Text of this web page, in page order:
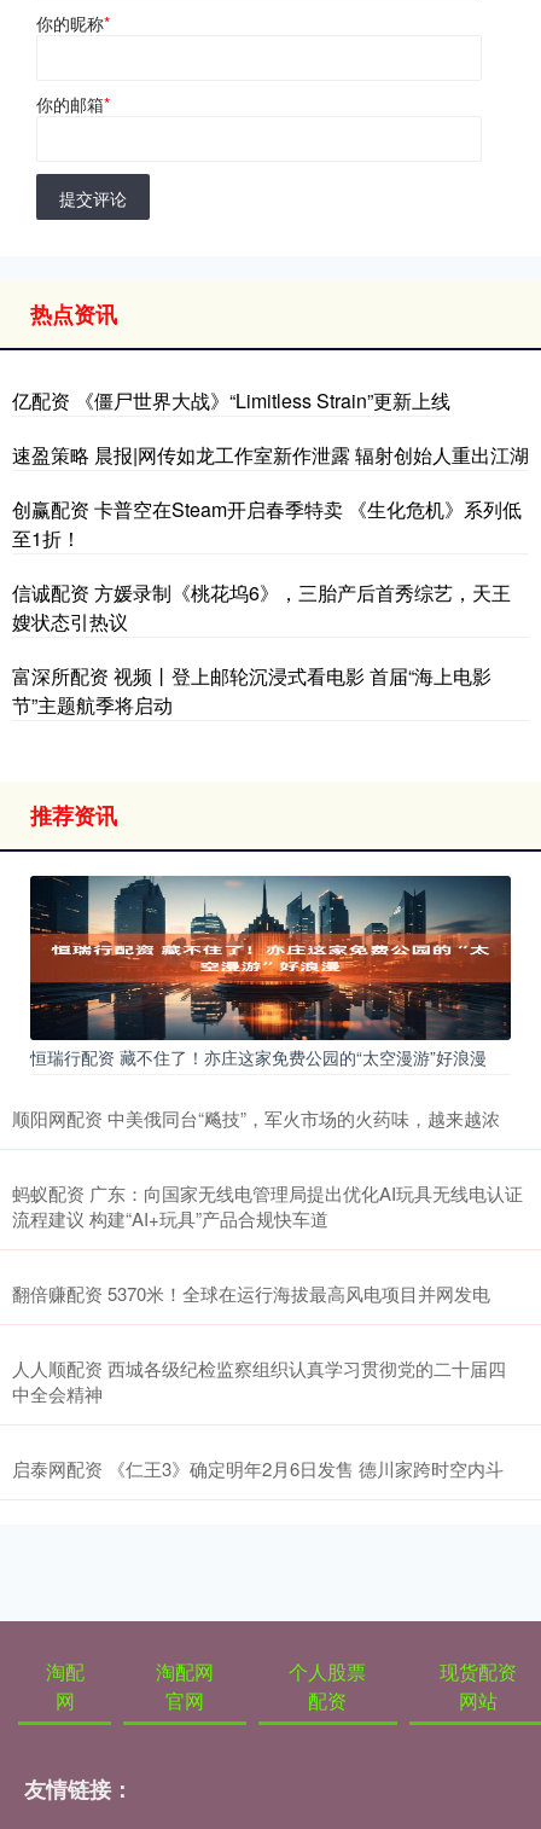
你的昵称*
你的邮箱*
提交评论
热点资讯
亿配资 《僵尸世界大战》“Limitless Strain”更新上线
速盈策略 晨报|网传如龙工作室新作泄露 辐射创始人重出江湖
创赢配资 卡普空在Steam开启春季特卖 《生化危机》系列低
至1折！
信诚配资 方媛录制《桃花坞6》，三胎产后首秀综艺，天王
嫂状态引热议
富深所配资 视频丨登上邮轮沉浸式看电影 首届“海上电影
节”主题航季将启动
推荐资讯
恒瑞行配资 藏不住了！亦庄这家免费公园的“太空漫游”好浪漫
顺阳网配资 中美俄同台“飚技”，军火市场的火药味，越来越浓
蚂蚁配资 广东：向国家无线电管理局提出优化AI玩具无线电认证
流程建议 构建“AI+玩具”产品合规快车道
翻倍赚配资 5370米！全球在运行海拔最高风电项目并网发电
人人顺配资 西城各级纪检监察组织认真学习贯彻党的二十届四
中全会精神
启泰网配资 《仁王3》确定明年2月6日发售 德川家跨时空内斗
淘配
网
淘配网
官网
个人股票
配资
现货配资
网站
友情链接：